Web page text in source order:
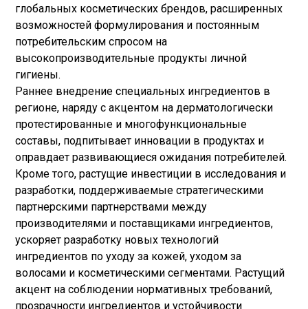
глобальных косметических брендов, расширенных
возможностей формулирования и постоянным
потребительским спросом на
высокопроизводительные продукты личной
гигиены.
Раннее внедрение специальных ингредиентов в
регионе, наряду с акцентом на дерматологически
протестированные и многофункциональные
составы, подпитывает инновации в продуктах и
оправдает развивающиеся ожидания потребителей.
Кроме того, растущие инвестиции в исследования и
разработки, поддерживаемые стратегическими
партнерскими партнерствами между
производителями и поставщиками ингредиентов,
ускоряет разработку новых технологий
ингредиентов по уходу за кожей, уходом за
волосами и косметическими сегментами. Растущий
акцент на соблюдении нормативных требований,
прозрачности ингредиентов и устойчивости